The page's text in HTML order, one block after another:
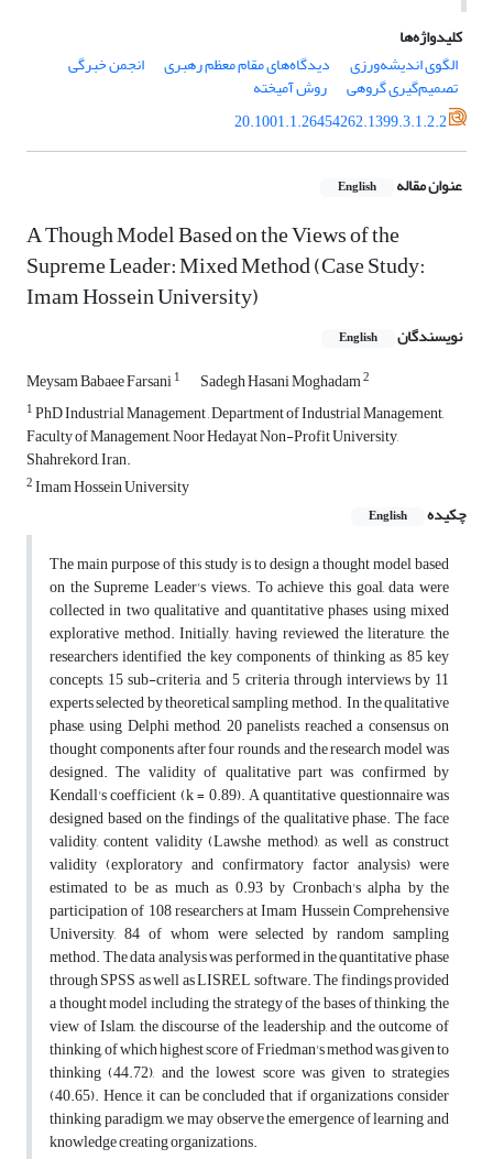
کلیدواژه‌ها
الگوی اندیشه‌ورزی
دیدگاه‌های مقام معظم رهبری انجمن خبرگی
تصمیم‌گیری گروهی
روش آمیخته
20.1001.1.26454262.1399.3.1.2.2
عنوان مقاله English
A Though Model Based on the Views of the
Supreme Leader: Mixed Method (Case Study:
Imam Hossein University)
نویسندگان English
Meysam Babaee Farsani1 Sadegh Hasani Moghadam2
1PhD Industrial Management , Department of Industrial Management,
Faculty of Management, Noor Hedayat Non-Profit University,
Shahrekord, Iran.
2Imam Hossein University
چکیده
English
The main purpose of this study is to design a thought model based
on the Supreme Leader's views. To achieve this goal, data were
collected in two qualitative and quantitative phases using mixed
explorative method. Initially, having reviewed the literature, the
researchers identified the key components of thinking as 85 key
concepts, 15 sub-criteria, and 5 criteria through interviews by 11
experts selected by theoretical sampling method. In the qualitative
phase, using Delphi method, 20 panelists reached a consensus on
thought components after four rounds, and the research model was
designed. The validity of qualitative part was confirmed by
Kendall's coefficient (k = 0.89). A quantitative questionnaire was
designed based on the findings of the qualitative phase. The face
validity, content validity (Lawshe method), as well as construct
validity (exploratory and confirmatory factor analysis) were
estimated to be as much as 0.93 by Cronbach's alpha by the
participation of 108 researchers at Imam Hussein Comprehensive
University, 84 of whom were selected by random sampling
method. The data analysis was performed in the quantitative phase
through SPSS as well as LISREL software. The findings provided
a thought model including the strategy of the bases of thinking, the
view of Islam, the discourse of the leadership, and the outcome of
thinking, of which highest score of Friedman's method was given to
thinking (44.72), and the lowest score was given to strategies
(40.65). Hence, it can be concluded that if organizations consider
thinking paradigm, we may observe the emergence of learning and
knowledge creating organizations.